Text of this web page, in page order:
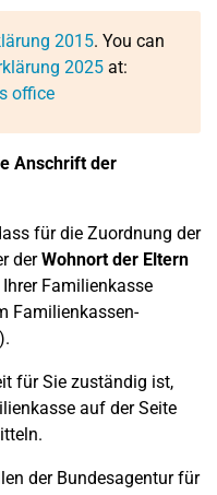
2015. You can
2025 at:
office
Anschrift der
für die Zuordnung der
derWohnort der Eltern
Familienkasse
Familienkassen-
für Sie zuständig ist,
auf der Seite
der Bundesagentur für